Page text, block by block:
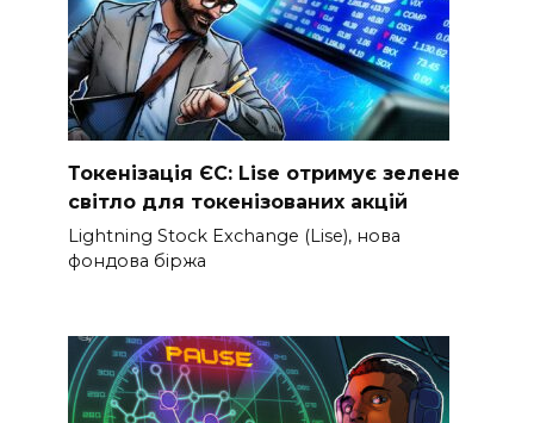
Токенізація ЄС: Lise отримує зелене
світло для токенізованих акцій
Lightning Stock Exchange (Lise), нова
фондова біржа